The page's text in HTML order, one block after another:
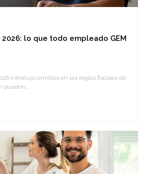
lo que todo empleado GEM
introdujo cambios en las reglas fiscales de
pueden...